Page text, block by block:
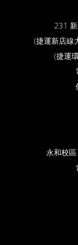
231
(捷運新店線
(捷運
永和校區